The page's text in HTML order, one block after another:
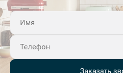
Заказать